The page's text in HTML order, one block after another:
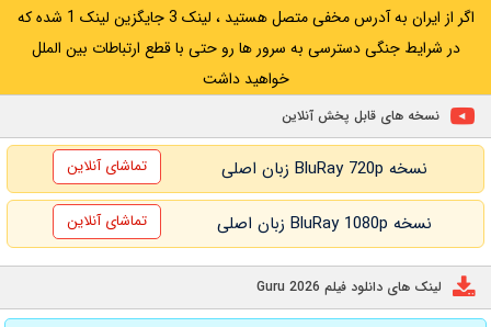
اگر از ایران به آدرس مخفی متصل هستید ، لینک 3 جایگزین لینک 1 شده که
در شرایط جنگی دسترسی به سرور ها رو حتی با قطع ارتباطات بین الملل
خواهید داشت
نسخه های قابل پخش آنلاین
نسخه BluRay 720p زبان اصلی تماشای آنلاین
نسخه BluRay 1080p زبان اصلی تماشای آنلاین
لینک های دانلود فیلم Guru 2026